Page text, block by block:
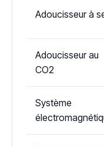
Adoucisseur à
Adoucisseur au
CO2
Système